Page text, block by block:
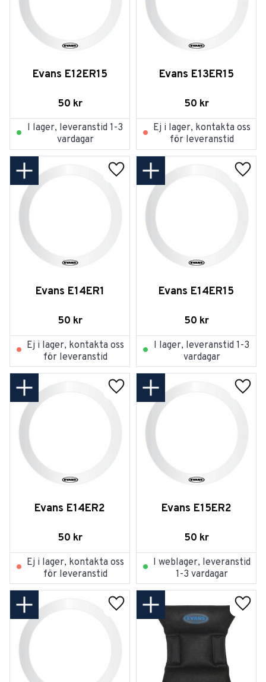
Evans E12ER15
50 kr
I lager, leveranstid 1-3
vardagar
Evans E13ER15
50 kr
Ej i lager, kontakta oss
för leveranstid
Evans E14ER1
50 kr
Lägg till i favoriter
Ej i lager, kontakta oss
för leveranstid
Evans E14ER15
50 kr
I lager, leveranstid 1-3
vardagar
Evans E14ER2
50 kr
Lägg till i favoriter
Ej i lager, kontakta oss
för leveranstid
Evans E15ER2
50 kr
I weblager, leveranstid
1-3 vardagar
Lägg till i favoriter